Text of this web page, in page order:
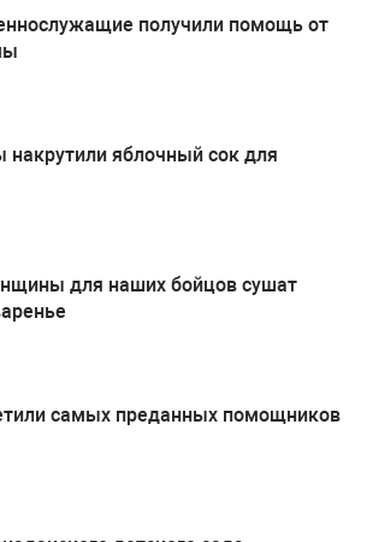
получили помощь от
накрутили яблочный сок для
наших бойцов сушат
самых преданных помощников